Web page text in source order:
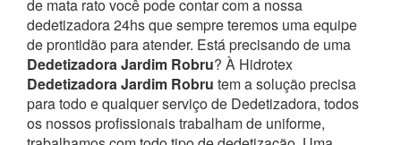
de mata rato você pode contar com a nossa
dedetizadora 24hs que sempre teremos uma equipe
de prontidão para atender. Está precisando de uma
Dedetizadora Jardim Robru? À Hidrotex
Dedetizadora Jardim Robru tem a solução precisa
para todo e qualquer serviço de Dedetizadora, todos
os nossos profissionais trabalham de uniforme,